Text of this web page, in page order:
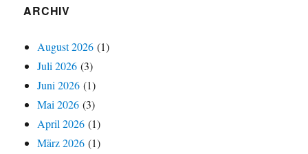
ARCHIV
August 2026 (1)
Juli 2026 (3)
Juni 2026 (1)
Mai 2026 (3)
April 2026 (1)
März 2026 (1)